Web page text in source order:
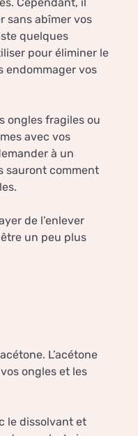
sans abîmer vos
quelques
pour éliminer le
endommager vos
ongles fragiles ou
avec vos
à un
sauront comment
de l’enlever
un peu plus
L’acétone
ongles et les
le dissolvant et